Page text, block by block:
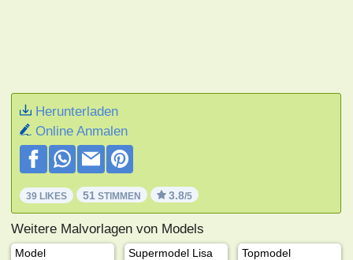
Herunterladen
Online Anmalen
39 LIKES 51 STIMMEN 3.8/5
Weitere Malvorlagen von Models
Model Supermodel Lisa Topmodel